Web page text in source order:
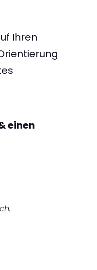
Ihren
einen